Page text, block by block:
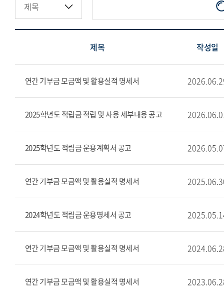
제목 작성일
연간 기부금 모금액 및 활용실적 명세서
2025학년도 적립금 적립 및 사용 세부내용 공고
2025학년도 적립금 운용계획서 공고
연간 기부금 모금액 및 활용실적 명세서
2024학년도 적립금 운용명세서 공고
연간 기부금 모금액 및 활용실적 명세서
연간 기부금 모금액 및 활용실적 명세서